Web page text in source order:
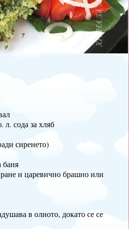
л. сода за хляб
сиренето)
баня
и царевично брашно или
в олиото, докато се се